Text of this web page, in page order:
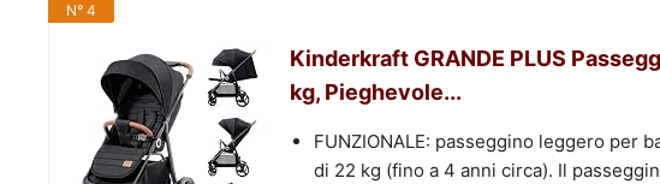
N° 4
Kinderkraft GRANDE PLUS
kg, Pieghevole...
FUNZIONALE: passeggino leggero per
di 22 kg (fino a 4 anni circa). Il